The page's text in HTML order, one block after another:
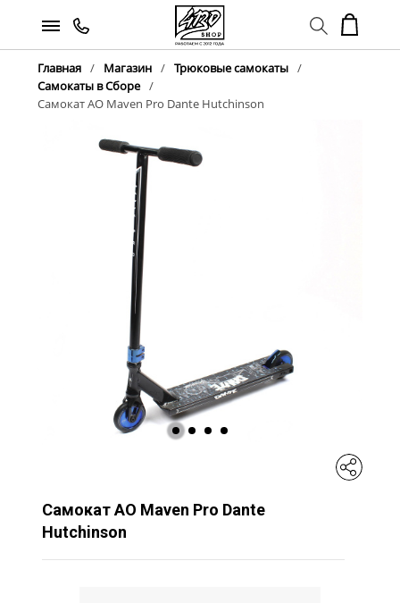
Главная Магазин
Трюковые самокаты
Самокаты в Сборе
Самокат AO Maven Pro Dante Hutchinson
Самокат AO Maven Pro Dante
Hutchinson